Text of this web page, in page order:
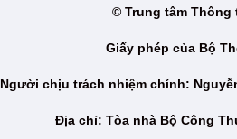
© Trung tâm Thông
Giấy phép của Bộ
Người chịu trách nhiệm chính:
Địa chỉ: Tòa nhà Bộ Công